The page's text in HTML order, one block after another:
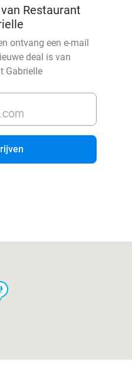
Restaurant
ontvang een e-mail
deal is van
Gabrielle